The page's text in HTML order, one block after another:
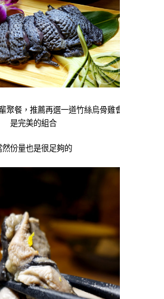
聚餐，推薦再選一道竹絲烏骨雞會
是完美的組合
然份量也是很足夠的